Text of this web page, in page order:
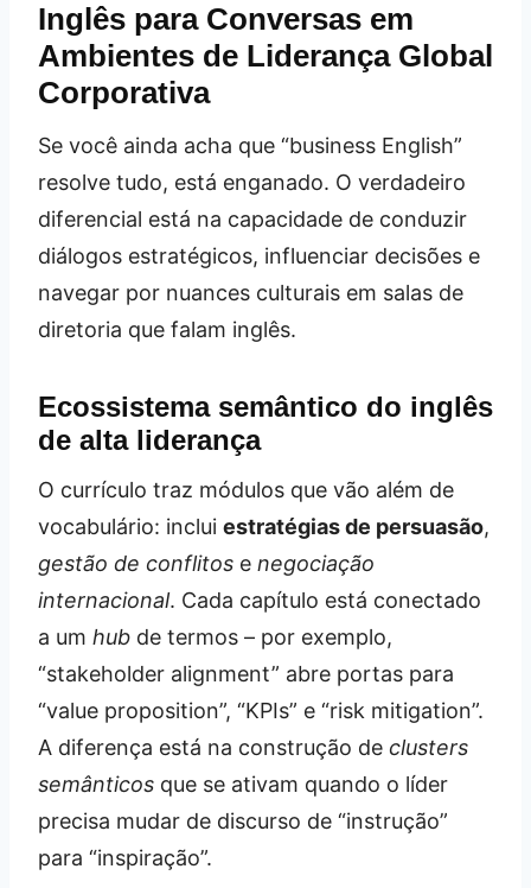
Inglês para Conversas em
Ambientes de Liderança Global
Corporativa
Se você ainda acha que “business English”
resolve tudo, está enganado. O verdadeiro
diferencial está na capacidade de conduzir
diálogos estratégicos, influenciar decisões e
navegar por nuances culturais em salas de
diretoria que falam inglês.
Ecossistema semântico do inglês
de alta liderança
O currículo traz módulos que vão além de
vocabulário: inclui estratégias de persuasão,
gestão de conflitos e negociação
internacional. Cada capítulo está conectado
a um hub de termos – por exemplo,
“stakeholder alignment” abre portas para
“value proposition”, “KPIs” e “risk mitigation”.
A diferença está na construção de clusters
semânticos que se ativam quando o líder
precisa mudar de discurso de “instrução”
para “inspiração”.